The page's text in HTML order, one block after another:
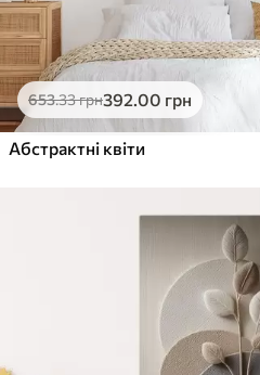
653.33грн392.00 грн
Абстрактні квіти